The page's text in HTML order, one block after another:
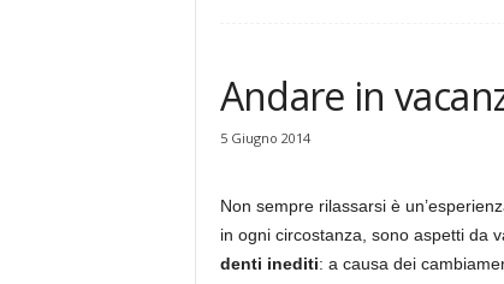
Andare in
5 Giugno 2014
Non sempre rilassarsi è
in ogni circostanza, sono aspetti da
denti inediti: a causa dei